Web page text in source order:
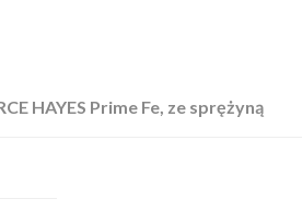
HAYES Prime Fe, ze sprężyną